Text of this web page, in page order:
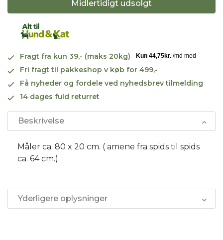
Midlertidigt udsolgt
Fragt fra kun 39,- (maks 20kg)
Fri fragt til pakkeshop v køb for 499,-
Få nyheder og fordele ved nyhedsbrev tilmelding
14 dages fuld returret
Beskrivelse
Måler ca. 80 x 20 cm. ( amene fra spids til spids
ca. 64 cm.)
Yderligere oplysninger